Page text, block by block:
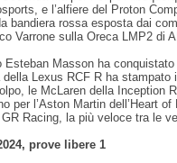
e l’alfiere del Proton
bandiera rossa esposta dai
Varrone sulla Oreca LMP2 di
Esteban Masson ha
Lexus RCF R ha stampato
le McLaren della Inception
per l’Aston Martin dell’Heart of
Racing, la più veloce tra le
prove libere 1